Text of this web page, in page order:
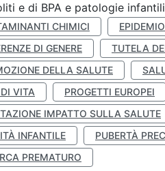
e di BPA e patologie
CHIMICI
DI GENERE
TUTELA
DELLA SALUTE
VITA
PROGETTI EUROPEI
IMPATTO SULLA SALUTE
INFANTILE
PUBERTÀ
PREMATURO